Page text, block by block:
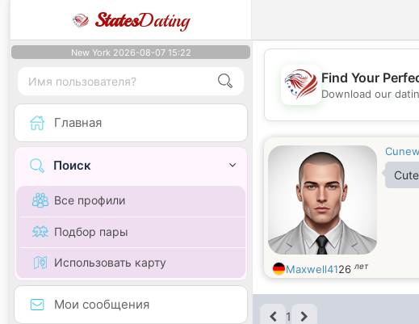
StatesDating
New York 2026-08-07 15:22
Главная
Поиск
Все профили
Подбор пары
Использовать карту
Мои сообщения
💖
Find Your
Download our
Maxwell4126 лет
1